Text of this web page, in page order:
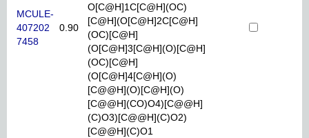
MCULE-
407202
7458
0.90
O[C@H]1C[C@H](OC)
[C@H](O[C@H]2C[C@H]
(OC)[C@H]
(O[C@H]3[C@H](O)[C@H]
(OC)[C@H]
(O[C@H]4[C@H](O)
[C@@H](O)[C@H](O)
[C@@H](CO)O4)[C@@H]
(C)O3)[C@@H](C)O2)
[C@@H](C)O1